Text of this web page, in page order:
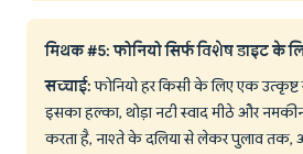
मिथक #5: फोनियो सिर्फ विशेष डाइट के
सच्चाई:फोनियो हर किसी के लिए एक उत्कृष्ट
इसका हल्का, थोड़ा नटी स्वाद मीठे और
करता है, नाश्ते के दलिया से लेकर पुलाव तक,